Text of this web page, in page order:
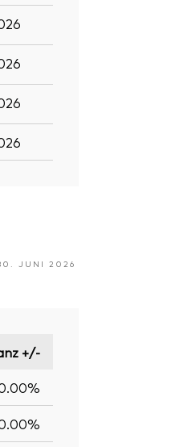
JUNI 2026
+/-